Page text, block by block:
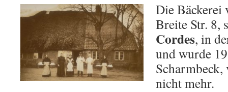
Die Bäckerei
Breite Str. 8,
Cordes, in
und wurde
nicht mehr.